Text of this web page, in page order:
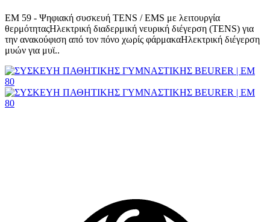
EM 59 - Ψηφιακή συσκευή TENS / EMS με λειτουργία
θερμότηταςΗλεκτρική διαδερμική νευρική διέγερση (TENS) για
την ανακούφιση από τον πόνο χωρίς φάρμακαΗλεκτρική διέγερση
μυών για μυϊ..